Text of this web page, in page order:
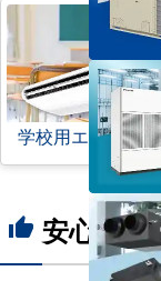
学校用エアコン
thumb_up 安心の8